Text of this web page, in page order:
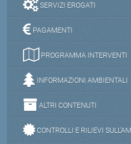
SERVIZI EROGATI
PAGAMENTI
PROGRAMMA INTERVENTI
INFORMAZIONI AMBIENTALI
ALTRI CONTENUTI
CONTROLLI E RILIEVI